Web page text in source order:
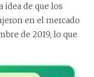
idea de que los
en el mercado
de 2019, lo que